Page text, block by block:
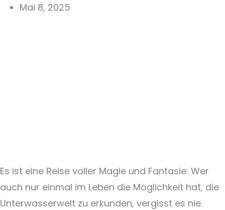
Mai 8, 2025
Es ist eine Reise voller Magie und Fantasie: Wer
auch nur einmal im Leben die Möglichkeit hat, die
Unterwasserwelt zu erkunden, vergisst es nie.